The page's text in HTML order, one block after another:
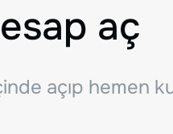
aç
açıp hemen